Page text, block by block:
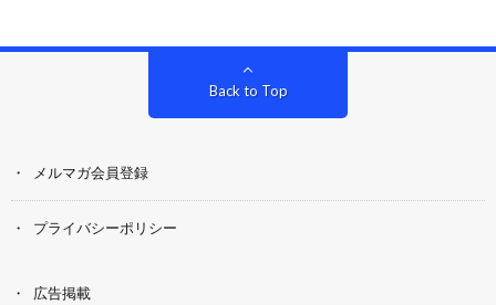
Back to Top
メルマガ会員登録
プライバシーポリシー
広告掲載